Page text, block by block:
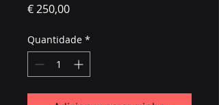
€ 250,00Preço
Quantidade *